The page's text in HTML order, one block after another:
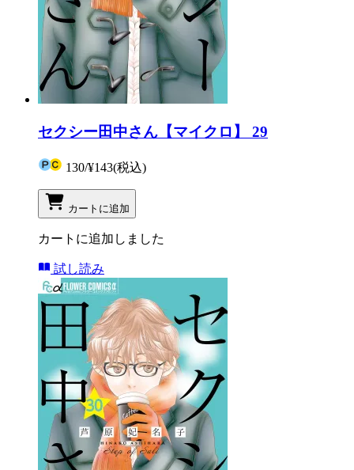
セクシー田中さん【マイクロ】 29
130/¥143(税込)
カートに追加
カートに追加しました
試し読み